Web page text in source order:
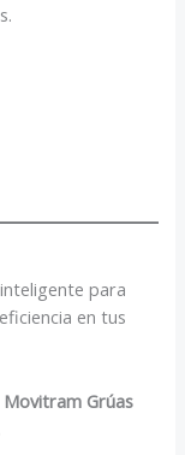
para
en tus
Grúas